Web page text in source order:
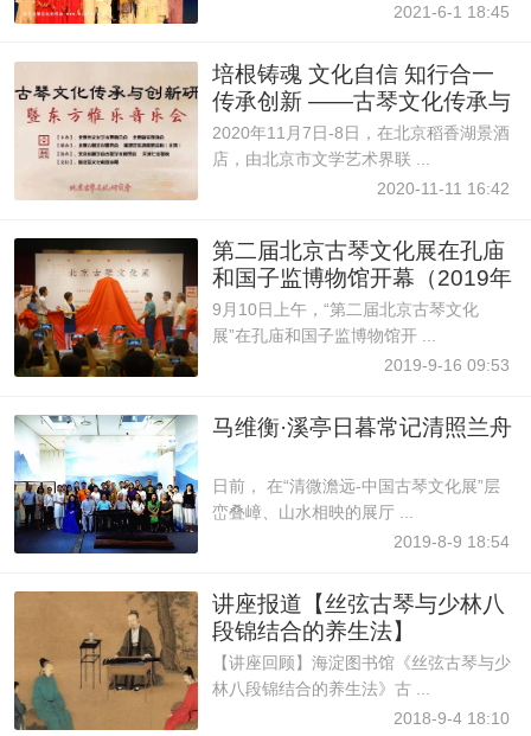
2021-6-1 18:45
培根铸魂 文化自信 知行合一
传承创新 ——古琴文化传承与
创新研
2020年11月7日-8日，在北京稻香湖景酒
店，由北京市文学艺术界联 ...
2020-11-11 16:42
第二届北京古琴文化展在孔庙
和国子监博物馆开幕（2019年
9月10日
9月10日上午，“第二届北京古琴文化
展”在孔庙和国子监博物馆开 ...
2019-9-16 09:53
马维衡·溪亭日暮常记清照兰舟
日前， 在“清微澹远-中国古琴文化展”层
峦叠嶂、山水相映的展厅 ...
2019-8-9 18:54
讲座报道【丝弦古琴与少林八
段锦结合的养生法】
【讲座回顾】海淀图书馆《丝弦古琴与少
林八段锦结合的养生法》古 ...
2018-9-4 18:10